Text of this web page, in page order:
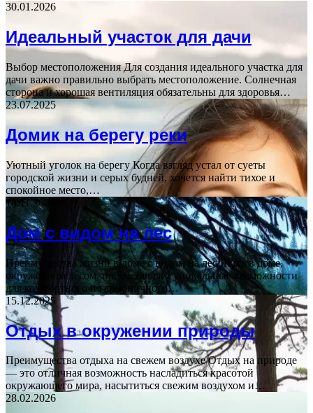
30.01.2026
Идеальный участок для дачи
Выбор местоположения Для создания идеального участка для
дачи важно правильно выбрать местоположение. Солнечная
сторона и хорошая вентиляция обязательны для здоровья…
23.07.2025
Домик на берегу реки
Уютный уголок на берегу Когда взгляд устал от суеты
городской жизни и серых будней, хочется найти тихое и
спокойное место,…
18.11.2025
Дом с видом на лес
Преимущества жизни в доме с видом на лес Жить в доме,
окруженном лесом, предоставляет уникальные возможности
для комфортного и гармоничного…
15.12.2025
Отдых в окружении природы
Преимущества отдыха на свежем воздухе Отдых на природе
— это отличная возможность насладиться красотой
окружающего мира, насытиться свежим воздухом и…
28.02.2026